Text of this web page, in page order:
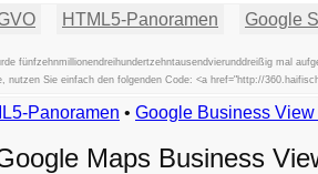
HTML5-Panoramen Google
fünfzehnmillionendreihundertzehntausendvierunddreißig mal
nutzen Sie einfach den folgenden Code: <a href="http://
Panoramen • Google Business
Maps Business